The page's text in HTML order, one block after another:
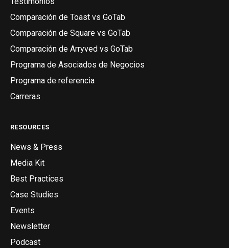
Comparación de Toast vs GoTab
Comparación de Square vs GoTab
Comparación de Arryved vs GoTab
Programa de Asociados de Negocios
Programa de referencia
Carreras
RESOURCES
News & Press
Media Kit
Best Practices
Case Studies
Events
Newsletter
Podcast